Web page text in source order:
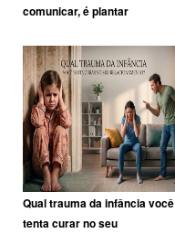
comunicar, é plantar
Qual trauma da infância você
tenta curar no seu